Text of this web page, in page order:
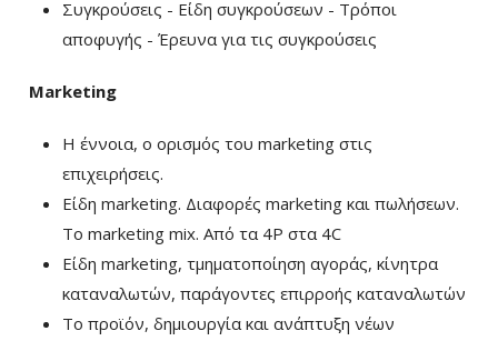
Συγκρούσεις - Είδη συγκρούσεων - Τρόποι
αποφυγής - Έρευνα για τις συγκρούσεις
Marketing
Η έννοια, ο ορισμός του marketing στις
επιχειρήσεις.
Είδη marketing. Διαφορές marketing και πωλήσεων.
Το marketing mix. Από τα 4P στα 4C
Είδη marketing, τμηματοποίηση αγοράς, κίνητρα
καταναλωτών, παράγοντες επιρροής καταναλωτών
Το προϊόν, δημιουργία και ανάπτυξη νέων